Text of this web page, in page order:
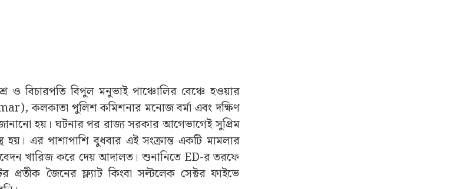
ও বিচারপতি বিপুল মনুভাই পাঞ্চোলির বেঞ্চে হওয়ার
কলকাতা পুলিশ কমিশনার মনোজ বর্মা এবং দক্ষিণ
হয়। ঘটনার পর রাজ্য সরকার আগেভাগেই সুপ্রিম
হয়। এর পাশাপাশি বুধবার এই সংক্রান্ত একটি মামলার
খারিজ করে দেয় আদালত। শুনানিতে ED-র তরফে
প্রতীক জৈনের ফ্ল্যাট কিংবা সল্টলেক সেক্টর ফাইভে